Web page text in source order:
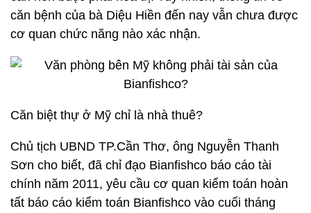
căn bệnh của bà Diệu Hiền đến nay vẫn chưa được
cơ quan chức năng nào xác nhận.
Căn biệt thự ở Mỹ chỉ là nhà thuê?
Chủ tịch UBND TP.Cần Thơ, ông Nguyễn Thanh
Sơn cho biết, đã chỉ đạo Bianfishco báo cáo tài
chính năm 2011, yêu cầu cơ quan kiểm toán hoàn
tất báo cáo kiểm toán Bianfishco vào cuối tháng